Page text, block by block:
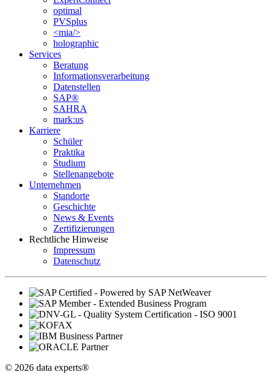
optimal
PVSplus
<mia/>
holographic
Services
Beratung
Informations­verarbeitung
Datenstellen
SAP®
SAHRA
mark:us
Karriere
Schüler
Praktika
Studium
Stellenangebote
Unternehmen
Standorte
Geschichte
News & Events
Zertifizierungen
Rechtliche Hinweise
Impressum
Datenschutz
© 2026 data experts®